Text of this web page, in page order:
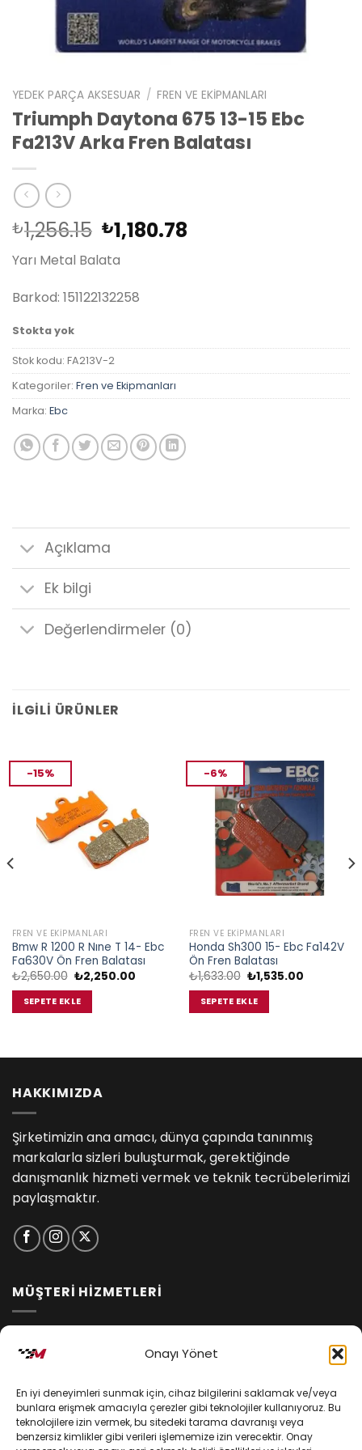
Onayı Yönet
En iyi deneyimleri sunmak için, cihaz bilgilerini saklamak ve/veya
bunlara erişmek amacıyla çerezler gibi teknolojiler kullanıyoruz. Bu
teknolojilere izin vermek, bu sitedeki tarama davranışı veya
benzersiz kimlikler gibi verileri işlememize izin verecektir. Onay
YEDEK PARÇA AKSESUAR / FREN VE EKIPMANLARI
Triumph Daytona 675 13-15 Ebc
Fa213V Arka Fren Balatası
₺1,256.15 Orijinal
fiyat:
₺1,256.15.
₺1,180.78
Yarı Metal Balata
Barkod: 151122132258
Stokta yok
Stok kodu: FA213V-2
Kategoriler: Fren ve Ekipmanları
Marka: Ebc
Açıklama
Ek bilgi
Değerlendirmeler (0)
İLGILI ÜRÜNLER
-15%
FREN VE EKIPMANLARI
Bmw R 1200 R Nıne T 14- Ebc
Fa630V Ön Fren Balatası
₺2,650.00 Orijinal
fiyat:
₺2,650.00.
₺2,250.00Şu
SEPETE EKLE
-6%
FREN VE EKIPMANLARI
Honda Sh300 15- Ebc Fa142V
Ön Fren Balatası
₺1,633.00 Orijinal
fiyat:
₺1,633.00.
₺1,535.00Şu
SEPETE EKLE
HAKKIMIZDA
Şirketimizin ana amacı, dünya çapında tanınmış
markalarla sizleri buluşturmak, gerektiğinde
danışmanlık hizmeti vermek ve teknik tecrübelerimizi
paylaşmaktır.
MÜŞTERİ HİZMETLERİ
Kişisel Verilerin Korunması
Mesafeli Satış Sözleşmesi